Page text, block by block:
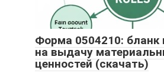
Форма 0504210: бланк
на выдачу
ценностей (скачать)